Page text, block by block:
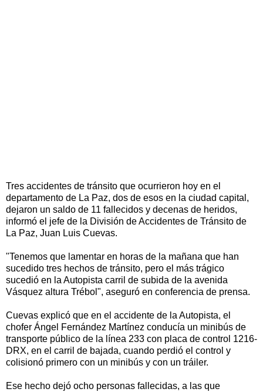
Tres accidentes de tránsito que ocurrieron hoy en el
departamento de La Paz, dos de esos en la ciudad capital,
dejaron un saldo de 11 fallecidos y decenas de heridos,
informó el jefe de la División de Accidentes de Tránsito de
La Paz, Juan Luis Cuevas.
"Tenemos que lamentar en horas de la mañana que han
sucedido tres hechos de tránsito, pero el más trágico
sucedió en la Autopista carril de subida de la avenida
Vásquez altura Trébol", aseguró en conferencia de prensa.
Cuevas explicó que en el accidente de la Autopista, el
chofer Ángel Fernández Martínez conducía un minibús de
transporte público de la línea 233 con placa de control 1216-
DRX, en el carril de bajada, cuando perdió el control y
colisionó primero con un minibús y con un tráiler.
Ese hecho dejó ocho personas fallecidas, a las que